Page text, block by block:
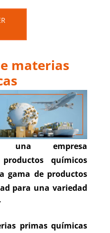
materias
una empresa
químicos
gama de productos
para una variedad
primas químicas